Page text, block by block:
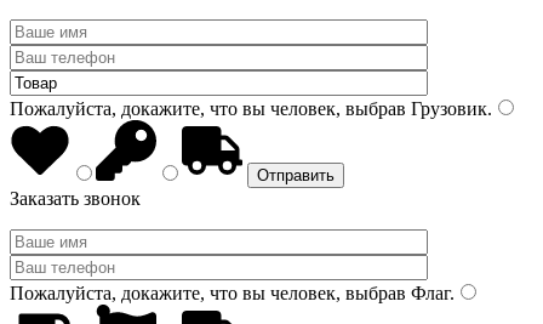
Пожалуйста, докажите, что вы человек, выбрав Грузовик.
Заказать звонок
Пожалуйста, докажите, что вы человек, выбрав Флаг.